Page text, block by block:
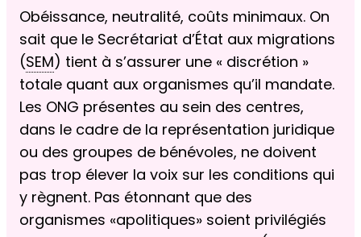
Obéissance, neutralité, coûts minimaux. On
sait que le Secrétariat d’État aux migrations
(SEM) tient à s’assurer une « discrétion »
totale quant aux organismes qu’il mandate.
Les ONG présentes au sein des centres,
dans le cadre de la représentation juridique
ou des groupes de bénévoles, ne doivent
pas trop élever la voix sur les conditions qui
y règnent. Pas étonnant que des
organismes «apolitiques» soient privilégiés